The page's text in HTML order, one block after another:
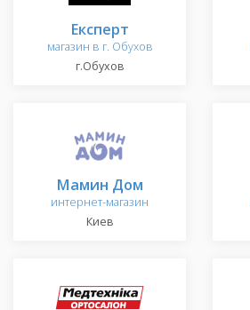
Експерт
магазин в г. Обухов
г.Обухов
Мамин Дом
интернет-магазин
Киев